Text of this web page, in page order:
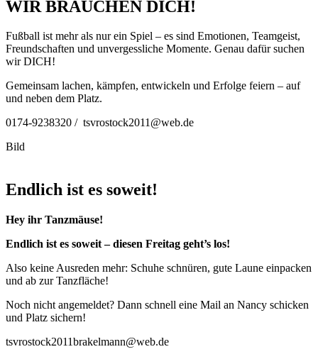
WIR BRAUCHEN DICH!
Fußball ist mehr als nur ein Spiel – es sind Emotionen, Teamgeist,
Freundschaften und unvergessliche Momente. Genau dafür suchen
wir DICH!
Gemeinsam lachen, kämpfen, entwickeln und Erfolge feiern – auf
und neben dem Platz.
0174-9238320 / tsvrostock2011@web.de
Bild
Endlich ist es soweit!
Hey ihr Tanzmäuse!
Endlich ist es soweit – diesen Freitag geht’s los!
Also keine Ausreden mehr: Schuhe schnüren, gute Laune einpacken
und ab zur Tanzfläche!
Noch nicht angemeldet? Dann schnell eine Mail an Nancy schicken
und Platz sichern!
tsvrostock2011brakelmann@web.de